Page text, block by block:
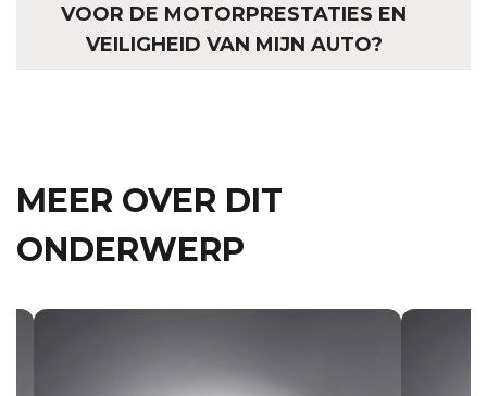
VOOR DE MOTORPRESTATIES EN
VEILIGHEID VAN MIJN AUTO?
MEER OVER DIT
ONDERWERP